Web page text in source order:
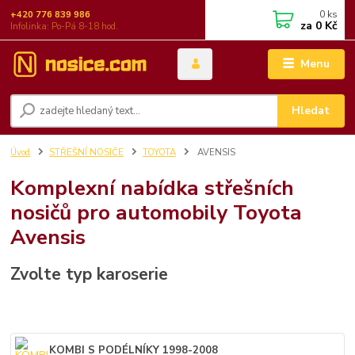
Menu
Hledat
+420 776 839 986
Infolinka: Po-Pá 8-18 hod.
0 ks
za 0 Kč
Úvod STŘEŠNÍ NOSIČE TOYOTA AVENSIS
Komplexní nabídka střešních
nosičů pro automobily Toyota
Avensis
Zvolte typ karoserie
KOMBI S PODÉLNÍKY 1998-2008